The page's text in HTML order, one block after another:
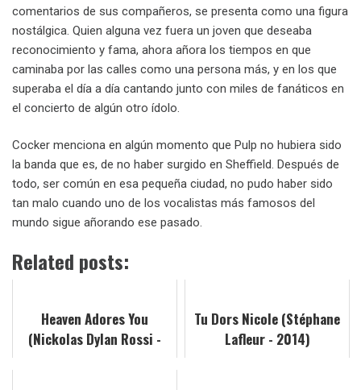
comentarios de sus compañeros, se presenta como una figura
nostálgica. Quien alguna vez fuera un joven que deseaba
reconocimiento y fama, ahora añora los tiempos en que
caminaba por las calles como una persona más, y en los que
superaba el día a día cantando junto con miles de fanáticos en
el concierto de algún otro ídolo.
Cocker menciona en algún momento que Pulp no hubiera sido
la banda que es, de no haber surgido en Sheffield. Después de
todo, ser común en esa pequeña ciudad, no pudo haber sido
tan malo cuando uno de los vocalistas más famosos del
mundo sigue añorando ese pasado.
Related posts:
Heaven Adores You
(Nickolas Dylan Rossi -
Tu Dors Nicole (Stéphane
Lafleur - 2014)